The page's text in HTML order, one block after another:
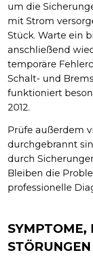
um die
mit Strom
Stück. Warte ein
anschließend
temporäre
Schalt- und
funktioniert
2012.
Prüfe außerdem
durchgebrannt
durch
Bleiben die
professionelle
SYMPTOME,